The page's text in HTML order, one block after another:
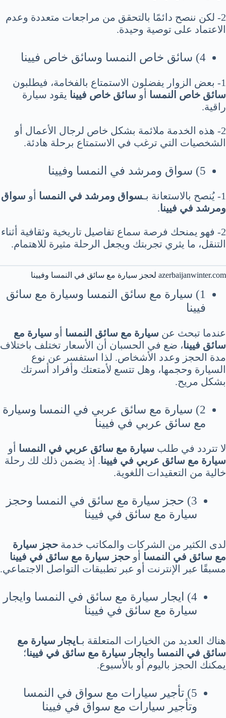
2- لكن ننصح دائمًا بالتحقق من مراجعات متعددة وعدم
الاعتماد على توصية وحيدة.
4) سائق خاص النمسا وسائق خاص فيينا
1- بعض الزوار يفضلون الاستمتاع بالفخامة، فيطلبون
سائق خاص النمسا أو سائق خاص فيينا يقود سيارة
راقية.
2- هذه الخدمة ملائمة بشكل خاص لرجال الأعمال أو
الشخصيات التي ترغب في الاستمتاع برحلة هادئة.
5) سواق ومرشد في النمسا وفيينا
1- يُنصح بالاستعانة بـ سواق ومرشد في النمسا أو سواق
ومرشد في فيينا.
2- فهو يمنحك فرصة سماع تفاصيل تاريخية وثقافية أثناء
التنقل، ما يثري تجربتك ويجعل الرحلة مثيرة للاهتمام.
azerbaijanwinter.com لحجز سيارة مع سائق في النمسا وفيينا
1) سيارة مع سائق النمسا وسيارة مع سائق
فيينا
عندما تبحث عن سيارة مع سائق النمسا أو سيارة مع
سائق فيينا، ضع في الحسبان أن الأسعار تختلف باختلاف
مدة الحجز وعدد الأشخاص. لذا استفسر عن نوع
السيارة وحجمها، وهل تتسع لأمتعتك وأفراد أسرتك
بشكل مريح.
2) سيارة مع سائق عربي في النمسا وسيارة
مع سائق عربي في فيينا
لا تتردد في طلب سيارة مع سائق عربي في النمسا أو
سيارة مع سائق عربي في فيينا. إذ يضمن ذلك لك رحلة
خالية من التعقيدات اللغوية.
3) حجز سيارة مع سائق في النمسا وحجز
سيارة مع سائق في فيينا
لدى الكثير من الشركات والمكاتب خدمة حجز سيارة
مع سائق في النمسا أو حجز سيارة مع سائق في فيينا
مسبقًا عبر الإنترنت أو عبر تطبيقات التواصل الاجتماعي.
4) ايجار سيارة مع سائق في النمسا وايجار
سيارة مع سائق في فيينا
هناك العديد من الخيارات المتعلقة بـايجار سيارة مع
سائق في النمسا و ايجار سيارة مع سائق في فيينا؛
يمكنك الحجز باليوم أو بالأسبوع.
5) تأجير سيارات مع سواق في النمسا
وتأجير سيارات مع سواق في فيينا